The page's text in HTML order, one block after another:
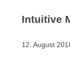
Intuitive
12. August